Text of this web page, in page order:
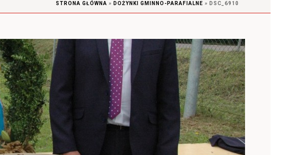
STRONA GŁÓWNA » DOŻYNKI GMINNO-PARAFIALNE » DSC_6910